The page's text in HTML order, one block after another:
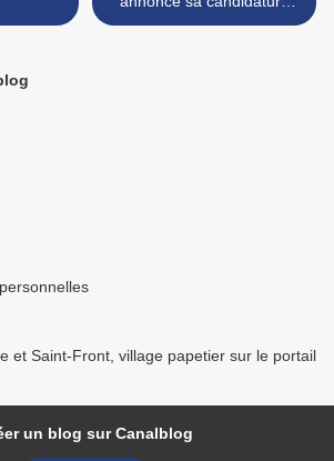
aux municipales ... >
et Saint-Front, village papetier sur le portail
un blog sur Canalblog